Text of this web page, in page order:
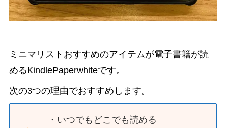
ミニマリストおすすめのアイテムが電子書籍が読
めるKindlePaperwhiteです。
次の3つの理由でおすすめします。
・いつでもどこでも読める